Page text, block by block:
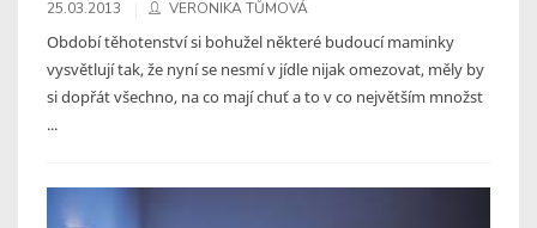
25.03.2013 VERONIKA TŮMOVÁ
Období těhotenství si bohužel některé budoucí maminky
vysvětlují tak, že nyní se nesmí v jídle nijak omezovat, měly by
si dopřát všechno, na co mají chuť a to v co největším množst
...